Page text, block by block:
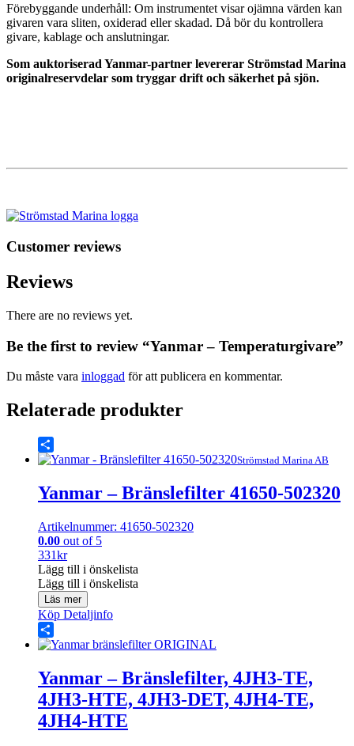
Förebyggande underhåll: Om instrumentet visar ojämna värden kan
givaren vara sliten, oxiderad eller skadad. Då bör du kontrollera
givare, kablage och anslutningar.
Som auktoriserad Yanmar-partner levererar Strömstad Marina
originalreservdelar som tryggar drift och säkerhet på sjön.
Customer reviews
Reviews
There are no reviews yet.
Be the first to review “Yanmar – Temperaturgivare”
Du måste vara inloggad för att publicera en kommentar.
Relaterade produkter
Share Strömstad Marina AB
Yanmar – Bränslefilter 41650-502320
Artikelnummer: 41650-502320
0.00 out of 5
331kr
Lägg till i önskelista
Lägg till i önskelista
Läs mer
Köp Detaljinfo
Share
Yanmar – Bränslefilter, 4JH3-TE,
4JH3-HTE, 4JH3-DET, 4JH4-TE,
4JH4-HTE